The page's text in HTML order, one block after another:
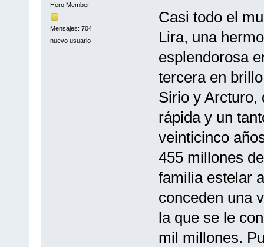
Hero Member
Mensajes: 704
nuevo usuario
Casi todo el
Lira, una
esplendorosa
tercera en
Sirio y Arcturo,
rápida y un
veinticinco
455 millones
familia estelar
conceden una
la que se le
mil millones.